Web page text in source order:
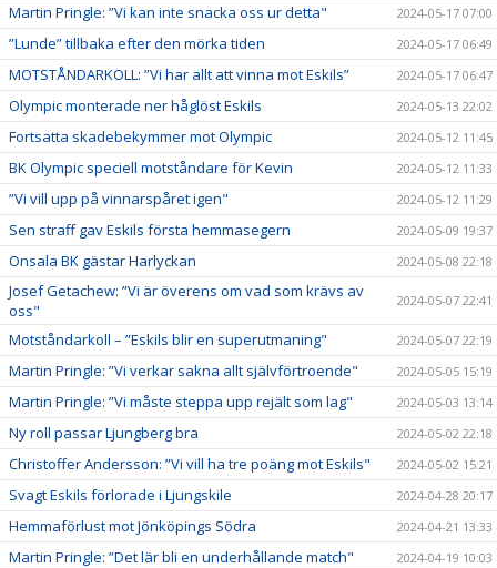
Martin Pringle: ”Vi kan inte snacka oss ur detta" 2024-05-17 07:00
”Lunde” tillbaka efter den mörka tiden 2024-05-17 06:49
MOTSTÅNDARKOLL: ”Vi har allt att vinna mot Eskils” 2024-05-17 06:47
Olympic monterade ner håglöst Eskils 2024-05-13 22:02
Fortsatta skadebekymmer mot Olympic 2024-05-12 11:45
BK Olympic speciell motståndare för Kevin 2024-05-12 11:33
”Vi vill upp på vinnarspåret igen" 2024-05-12 11:29
Sen straff gav Eskils första hemmasegern 2024-05-09 19:37
Onsala BK gästar Harlyckan 2024-05-08 22:18
Josef Getachew: ”Vi är överens om vad som krävs av
oss"
2024-05-07 22:41
Motståndarkoll – ”Eskils blir en superutmaning" 2024-05-07 22:19
Martin Pringle: ”Vi verkar sakna allt självförtroende" 2024-05-05 15:19
Martin Pringle: ”Vi måste steppa upp rejält som lag" 2024-05-03 13:14
Ny roll passar Ljungberg bra 2024-05-02 22:18
Christoffer Andersson: ”Vi vill ha tre poäng mot Eskils" 2024-05-02 15:21
Svagt Eskils förlorade i Ljungskile 2024-04-28 20:17
Hemmaförlust mot Jönköpings Södra 2024-04-21 13:33
Martin Pringle: ”Det lär bli en underhållande match" 2024-04-19 10:03